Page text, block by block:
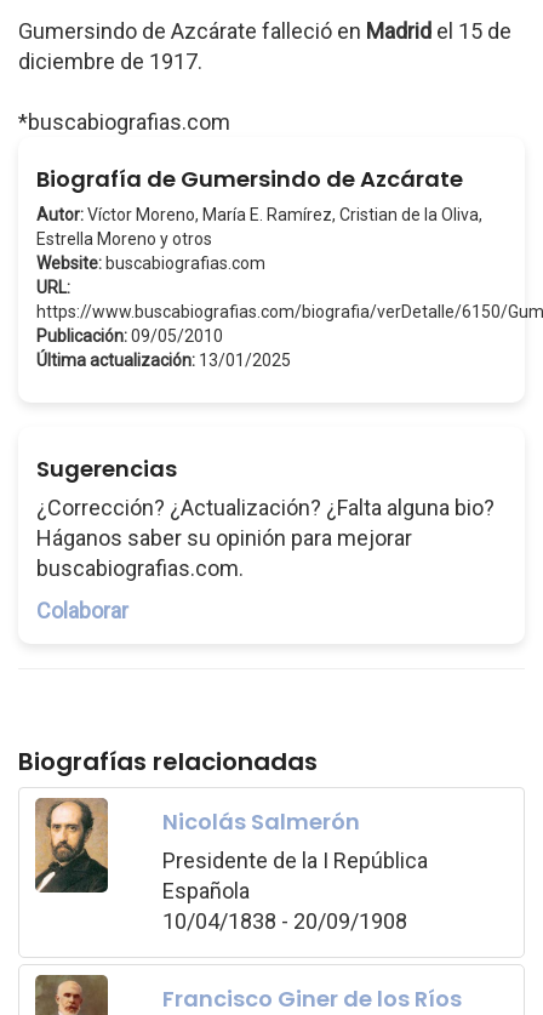
Gumersindo de Azcárate falleció en Madrid el 15 de
diciembre de 1917.
*buscabiografias.com
Biografía de Gumersindo de Azcárate
Autor:Víctor Moreno, María E. Ramírez, Cristian de la Oliva,
Estrella Moreno y otros
Website: buscabiografias.com
URL:
https://www.buscabiografias.com/biografia/verDetalle/6150/
Publicación:09/05/2010
Última actualización: 13/01/2025
Sugerencias
¿Corrección? ¿Actualización? ¿Falta alguna bio?
Háganos saber su opinión para mejorar
buscabiografias.com.
Colaborar
Biografías relacionadas
Nicolás Salmerón
Presidente de la I República
Española
10/04/1838 - 20/09/1908
Francisco Giner de los Ríos